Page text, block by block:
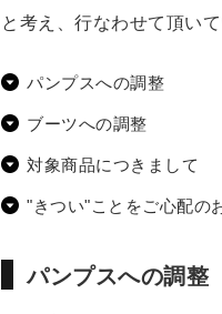
と考え、行なわせて頂い
パンプスへの調整
ブーツへの調整
対象商品につきまして
"きつい"ことをご心配の
パンプスへの調整